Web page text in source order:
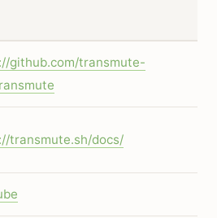
github.com/transmute-
transmute.sh/docs/